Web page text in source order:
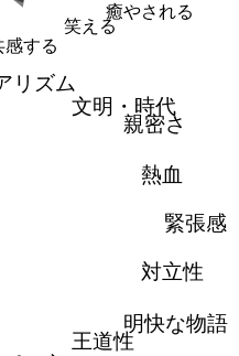
癒やされる
笑える
感する
リズム
文明・時代
親密さ
熱血
緊張感
対立性
明快な物語
王道性